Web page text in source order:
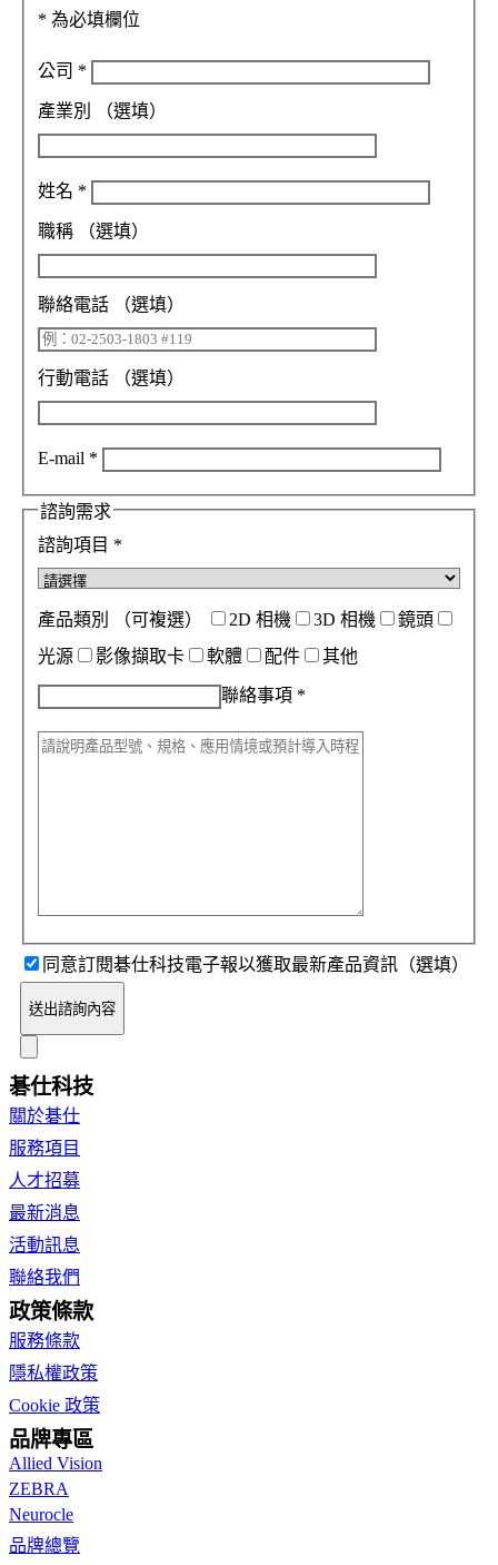
* 為必填欄位
公司 *
產業別 （選填）
姓名 *
職稱 （選填）
聯絡電話 （選填）
行動電話 （選填）
E-mail *
諮詢需求
諮詢項目 *
產品類別 （可複選） 2D 相機 3D 相機
鏡頭
光源
影像擷取卡 軟體 配件 其他
聯絡事項 *
同意訂閱碁仕科技電子報以獲取最新產品資訊（選填）
送出諮詢內容
碁仕科技
關於碁仕
服務項目
人才招募
最新消息
活動訊息
聯絡我們
政策條款
服務條款
隱私權政策
Cookie 政策
品牌專區
Allied Vision
ZEBRA
Neurocle
品牌總覽